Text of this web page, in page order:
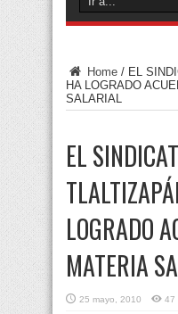
Home / EL
HA LOGRADO
SALARIAL
EL
LOGRADO
MATERIA
25 mayo, 2010 47